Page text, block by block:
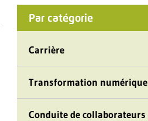
Par catégorie
Carrière
Transformation numérique
Conduite de collaborateurs